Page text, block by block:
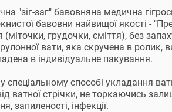
"зіг-заг" бавовняна медична
бавовни найвищої якості -
грудочки, сміття), без
вати, яка скручена в ролик,
в індивідуальне пакування.
спеціальному способі укладання
ватної стрічки, не торкаючись
запиленості, інфекції.